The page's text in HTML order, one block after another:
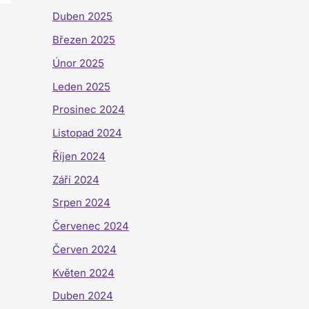
Duben 2025
Březen 2025
Únor 2025
Leden 2025
Prosinec 2024
Listopad 2024
Říjen 2024
Září 2024
Srpen 2024
Červenec 2024
Červen 2024
Květen 2024
Duben 2024